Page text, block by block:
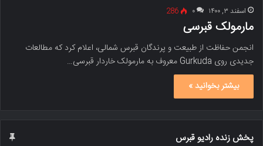
اسفند ۳, ۱۴۰۰ ۰ 286
مارمولک قبرسی
انجمن حفاظت از طبیعت و پرندگان قبرس شمالی، اعلام کرد که مطالعات
جدیدی روی Gurkuda معروف به مارمولک خاردار قبرسی…
بیشتر بخوانید »
پخش زنده رادیو قبرس